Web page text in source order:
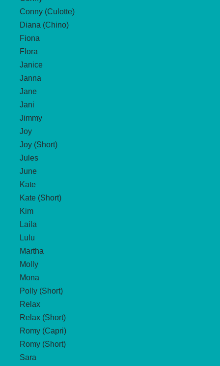
Conny (Culotte)
Diana (Chino)
Fiona
Flora
Janice
Janna
Jane
Jani
Jimmy
Joy
Joy (Short)
Jules
June
Kate
Kate (Short)
Kim
Laila
Lulu
Martha
Molly
Mona
Polly (Short)
Relax
Relax (Short)
Romy (Capri)
Romy (Short)
Sara